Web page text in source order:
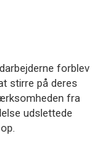
forblev
stirre på deres
fra
udslettede